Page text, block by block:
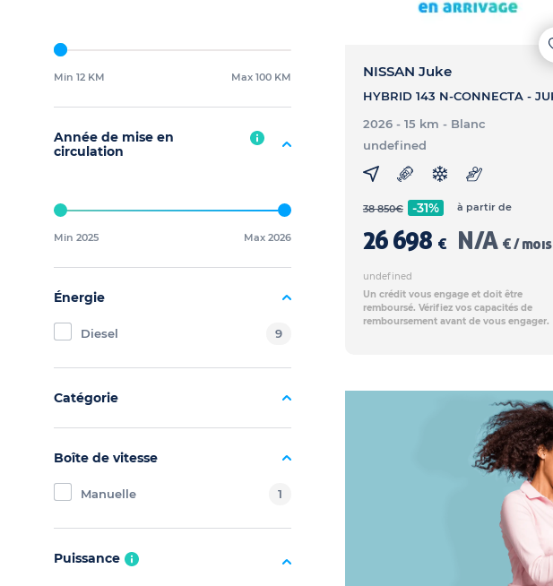
Min 12 KM Max 100 KM
Année de mise en
circulation
Min 2025 Max 2026
Énergie
Diesel 9
Catégorie
Boîte de vitesse
Manuelle 1
Puissance
NISSAN Juke
2026 - 15 km - Blanc
undefined
38 850€ -31%
26 698 €
à partir de
N/A € / mois
undefined
Un crédit vous engage et doit être
remboursé. Vérifiez vos capacités de
remboursement avant de vous engager.